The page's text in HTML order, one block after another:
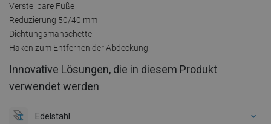
Verstellbare Füße
Reduzierung 50/40 mm
Dichtungsmanschette
Haken zum Entfernen der Abdeckung
Innovative Lösungen, die in diesem Produkt
verwendet werden
Edelstahl